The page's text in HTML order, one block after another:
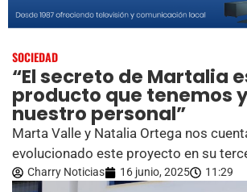
SOCIEDAD
“El secreto de Martalia
producto que tenemos
nuestro personal”
Marta Valle y Natalia Ortega nos
evolucionado este proyecto en su
Charry Noticias 16 junio, 2025 11:29